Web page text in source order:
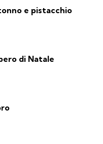
e pistacchio
di Natale